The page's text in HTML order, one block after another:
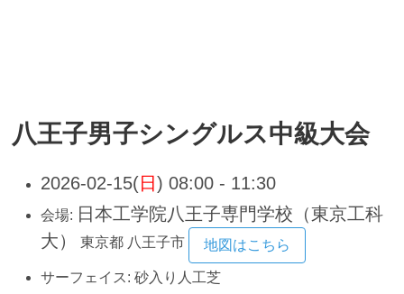
八王子男子シングルス中級大会
2026-02-15(日 ) 08:00 - 11:30
会場: 日本工学院八王子専門学校（東京工科
大）
東京都 八王子市 地図はこちら
サーフェイス: 砂入り人工芝